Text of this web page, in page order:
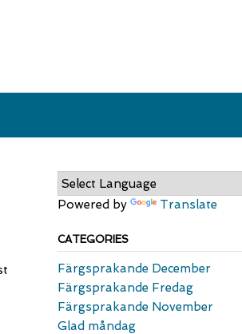
Powered by Translate
CATEGORIES
Färgsprakande December
Färgsprakande Fredag
Färgsprakande November
Glad måndag